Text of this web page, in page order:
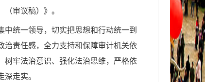
（审议稿） 》 。
统一领导，切实把思想和行动统一到
治责任感，全力支持和保障审计机关依
树牢法治意识、强化法治思维，严格依
走实。